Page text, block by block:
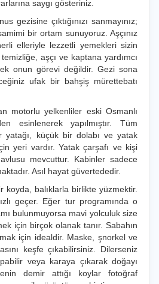
saygı gösteriniz.
gezisine çıktığınızı sanmayınız;
bir ortam sunuyoruz. Aşçınız
elleriyle lezzetli yemekleri sizin
aşçı ve kaptana yardımcı
onun görevi değildir. Gezi sona
ufak bir bahşiş mürettebatı
motorlu yelkenliler eski Osmanlı
esinlenerek yapılmıştır. Tüm
yatağı, küçük bir dolabı ve yatak
yeri vardır. Yatak çarşafı ve kişi
mevcuttur. Kabinler sadece
Asıl hayat güvertededir.
koyda, balıklarla birlikte yüzmektir.
geçer. Eğer tur programında o
bulunmuyorsa mavi yolculuk size
için birçok olanak tanır. Sabahın
için idealdir. Maske, şnorkel ve
keşfe çıkabilirsiniz. Dilerseniz
veya karaya çıkarak doğayı
demir attığı koylar fotoğraf